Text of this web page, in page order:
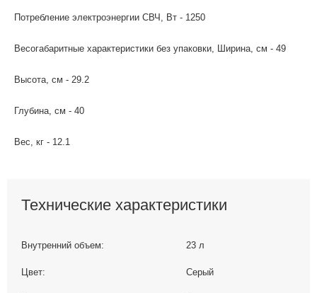
Потребление электроэнергии СВЧ, Вт - 1250
Весогабаритные характеристики без упаковки, Ширина, см - 49
Высота, см - 29.2
Глубина, см - 40
Вес, кг - 12.1
Технические характеристики
Внутренний объем: 23 л
Цвет: Серый